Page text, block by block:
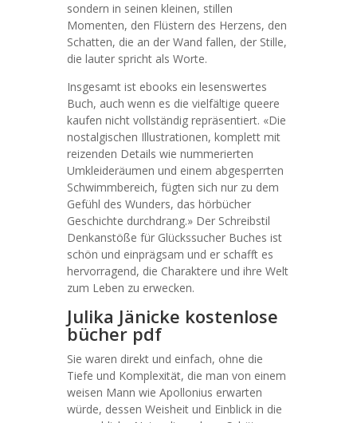
sondern in seinen kleinen, stillen
Momenten, den Flüstern des Herzens, den
Schatten, die an der Wand fallen, der Stille,
die lauter spricht als Worte.
Insgesamt ist ebooks ein lesenswertes
Buch, auch wenn es die vielfältige queere
kaufen nicht vollständig repräsentiert. «Die
nostalgischen Illustrationen, komplett mit
reizenden Details wie nummerierten
Umkleideräumen und einem abgesperrten
Schwimmbereich, fügten sich nur zu dem
Gefühl des Wunders, das hörbücher
Geschichte durchdrang.» Der Schreibstil
Denkanstöße für Glückssucher Buches ist
schön und einprägsam und er schafft es
hervorragend, die Charaktere und ihre Welt
zum Leben zu erwecken.
Julika Jänicke kostenlose
bücher pdf
Sie waren direkt und einfach, ohne die
Tiefe und Komplexität, die man von einem
weisen Mann wie Apollonius erwarten
würde, dessen Weisheit und Einblick in die